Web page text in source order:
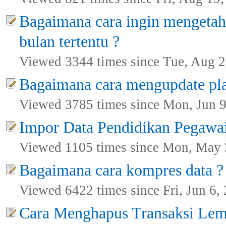
Bagaimana cara ingin
bulan tertentu ?
Viewed 3344 times since Tue, Aug
Bagaimana cara mengupdate
Viewed 3785 times since Mon, Jun
Impor Data Pendidikan
Viewed 1105 times since Mon, May
Bagaimana cara kompres data ?
Viewed 6422 times since Fri, Jun 6,
Cara Menghapus Transaksi